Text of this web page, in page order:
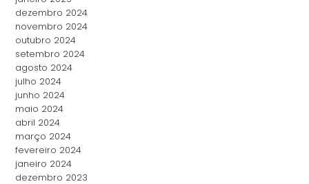
dezembro 2024
novembro 2024
outubro 2024
setembro 2024
agosto 2024
julho 2024
junho 2024
maio 2024
abril 2024
março 2024
fevereiro 2024
janeiro 2024
dezembro 2023